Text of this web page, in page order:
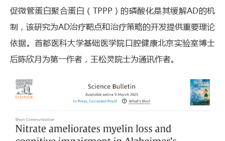
促微管蛋白聚合蛋白（TPPP）的磷酸化是其缓解AD的机
制，该研究为AD治疗靶点和治疗策略的开发提供重要理论
依据。首都医科大学基础医学院口腔健康北京实验室博士
后陈欣月为第一作者，王松灵院士为通讯作者。